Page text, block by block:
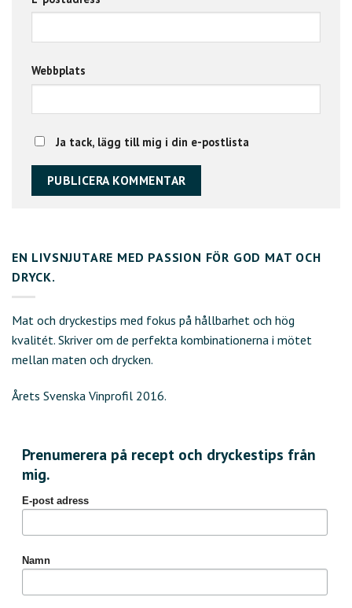
Webbplats
Ja tack, lägg till mig i din e-postlista
EN LIVSNJUTARE MED PASSION FÖR GOD MAT OCH
DRYCK.
Mat och dryckestips med fokus på hållbarhet och hög
kvalitét. Skriver om de perfekta kombinationerna i mötet
mellan maten och drycken.
Årets Svenska Vinprofil 2016.
Prenumerera på recept och dryckestips från
mig.
E-post adress
Namn